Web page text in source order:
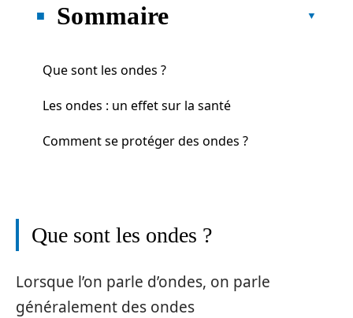
Sommaire
Que sont les ondes ?
Les ondes : un effet sur la santé
Comment se protéger des ondes ?
Que sont les ondes ?
Lorsque l’on parle d’ondes, on parle
généralement des ondes